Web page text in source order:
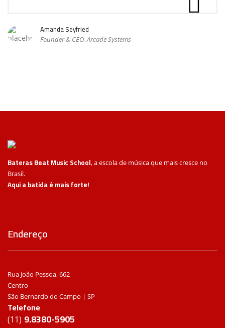
Amanda Seyfried
Founder & CEO, Arcade Systems
Bateras Beat Music School, a escola de música que mais cresce no
Brasil.
Aqui a batida é mais forte!
Endereço
Rua João Pessoa, 662
Centro
São Bernardo do Campo | SP
Telefone
(11) 9.8380-5905